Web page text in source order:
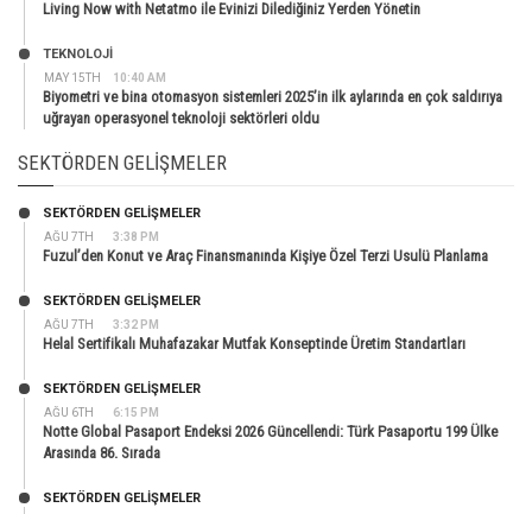
Living Now with Netatmo ile Evinizi Dilediğiniz Yerden Yönetin
MAY 15TH 10:40 AM
TEKNOLOJİ
Biyometri ve bina otomasyon sistemleri 2025’in ilk aylarında en çok saldırıya
uğrayan operasyonel teknoloji sektörleri oldu
SEKTÖRDEN GELIŞMELER
AĞU 7TH 3:38 PM
SEKTÖRDEN GELIŞMELER
Fuzul’den Konut ve Araç Finansmanında Kişiye Özel Terzi Usulü Planlama
AĞU 7TH 3:32 PM
SEKTÖRDEN GELIŞMELER
Helal Sertifikalı Muhafazakar Mutfak Konseptinde Üretim Standartları
AĞU 6TH 6:15 PM
SEKTÖRDEN GELIŞMELER
Notte Global Pasaport Endeksi 2026 Güncellendi: Türk Pasaportu 199 Ülke
Arasında 86. Sırada
SEKTÖRDEN GELIŞMELER